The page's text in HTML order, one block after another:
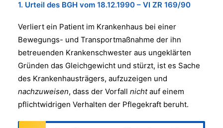
1. Urteil des BGH vom 18.12.1990 – VI ZR 169/90
Verliert ein Patient im Krankenhaus bei einer
Bewegungs- und Transportmaßnahme der ihn
betreuenden Krankenschwester aus ungeklärten
Gründen das Gleichgewicht und stürzt, ist es Sache
des Krankenhausträgers, aufzuzeigen und
nachzuweisen, dass der Vorfall nichtauf einem
pflichtwidrigen Verhalten der Pflegekraft beruht.